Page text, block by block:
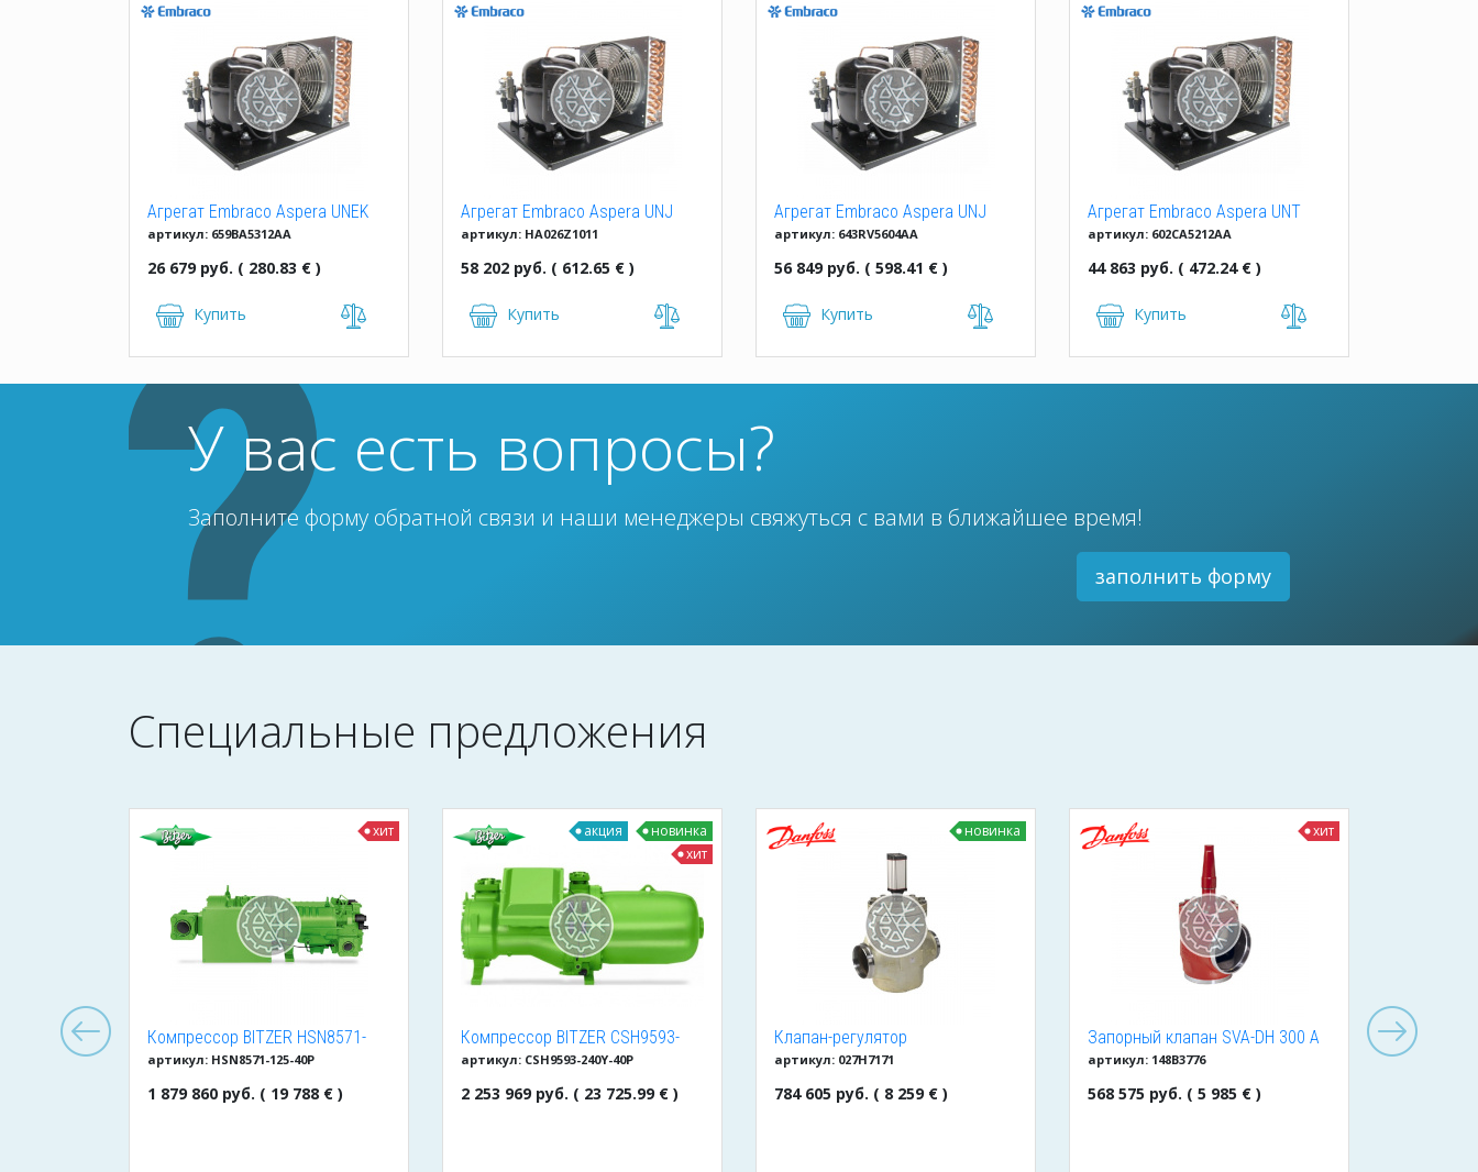
Агрегат Embraco Aspera UNEK
6213 GK
артикул: 659BA5312AA
26 679 руб. ( 280.83 € )
Купить
Агрегат Embraco Aspera UNJ
9232 GKR
артикул: HA026Z1011
58 202 руб. ( 612.65 € )
Купить
Агрегат Embraco Aspera UNJ
9238 GKR (M/HBP)
артикул: 643RV5604AA
56 849 руб. ( 598.41 € )
Купить
Агрегат Embraco Aspera UNT
6222 GKR
артикул: 602CA5212AA
44 863 руб. ( 472.24 € )
Купить
У вас есть вопросы?
Заполните форму обратной связи и наши менеджеры свяжуться с вами в ближайшее время!
заполнить форму
Специальные предложения
хит
Компрессор BITZER HSN8571-
125-40P
артикул: HSN8571-125-40P
1 879 860 руб. ( 19 788 € )
акция
новинка
хит
Компрессор BITZER CSH9593-
240Y-40P
артикул: CSH9593-240Y-40P
2 253 969 руб. ( 23 725.99 € )
новинка
Клапан-регулятор
универсальный ICM 150
(027H7171)
артикул: 027H7171
784 605 руб. ( 8 259 € )
хит
Запорный клапан SVA-DH 300 A
ANG CAP
артикул: 148B3776
568 575 руб. ( 5 985 € )
Клапан
артикул: